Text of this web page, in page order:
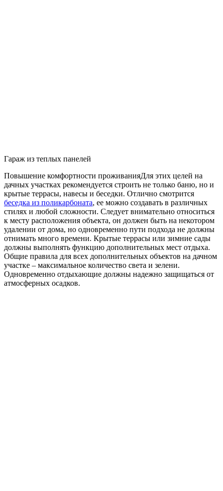
Гараж из теплых панелей
Повышение комфортности проживанияДля этих целей на
дачных участках рекомендуется строить не только баню, но и
крытые террасы, навесы и беседки. Отлично смотрится
беседка из поликарбоната, ее можно создавать в различных
стилях и любой сложности. Следует внимательно относиться
к месту расположения объекта, он должен быть на некотором
удалении от дома, но одновременно пути подхода не должны
отнимать много времени. Крытые террасы или зимние сады
должны выполнять функцию дополнительных мест отдыха.
Общие правила для всех дополнительных объектов на дачном
участке – максимальное количество света и зелени.
Одновременно отдыхающие должны надежно защищаться от
атмосферных осадков.